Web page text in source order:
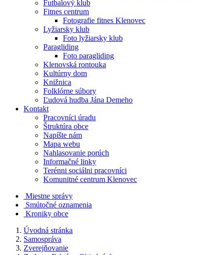
Futbalový klub
Fitnes centrum
Fotografie fitnes Klenovec
Lyžiarsky klub
Foto lyžiarsky klub
Paragliding
Foto paragliding
Klenovská rontouka
Kultúrny dom
Knižnica
Folklórne súbory
Ľudová hudba Jána Demeho
Kontakt
Pracovníci úradu
Štruktúra obce
Napíšte nám
Mapa webu
Nahlasovanie porúch
Informačné linky
Terénni sociálni pracovníci
Komunitné centrum Klenovec
Miestne správy
Smútočné oznamenia
Kroniky obce
Úvodná stránka
Samospráva
Zverejňovanie